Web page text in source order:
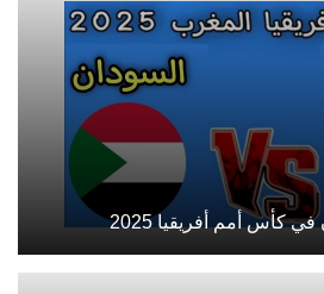
كأس أمم أفريقيا 2025